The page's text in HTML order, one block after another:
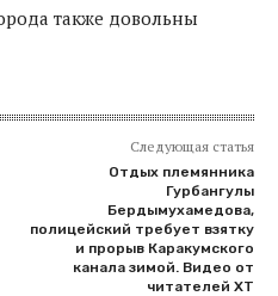
также довольны
Следующая статья
Отдых племянника
Гурбангулы
Бердымухамедова,
полицейский требует взятку
и прорыв Каракумского
канала зимой. Видео от
читателей ХТ